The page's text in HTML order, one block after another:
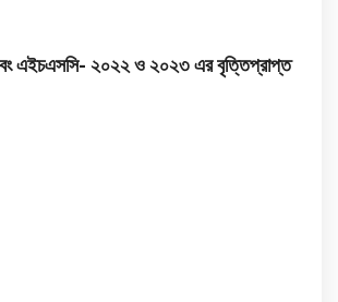
এইচএসসি- ২০২২ ও ২০২৩ এর বৃত্তিপ্রাপ্ত